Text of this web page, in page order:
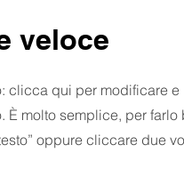
veloce
clicca qui per modificare e
È molto semplice, per farlo
oppure cliccare due